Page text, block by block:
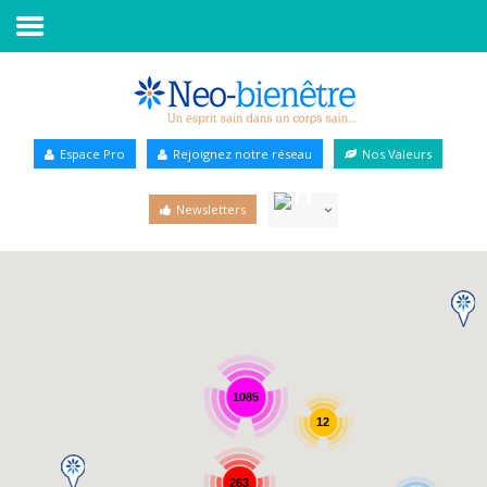
Annuaire Bien-être
Espace Pro Rejoignez notre réseau Nos Valeurs
Newsletters
1085
263
12